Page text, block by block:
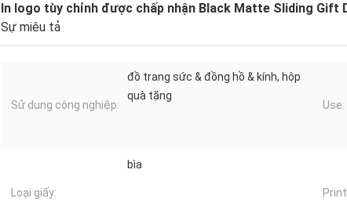
In logo tùy chỉnh được chấp nhận Black Matte Sliding
Sự miêu tả
Sử dụng công nghiệp:
đồ trang sức & đồng hồ & kính, hộp
quà tặng
Use:
Loại giấy:
bìa